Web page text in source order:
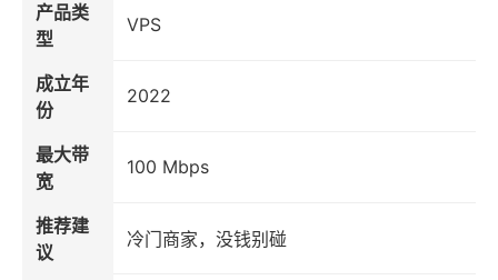
产品类
型
VPS
成立年
份
2022
最大带
宽
100 Mbps
推荐建
议
冷门商家，没钱别碰